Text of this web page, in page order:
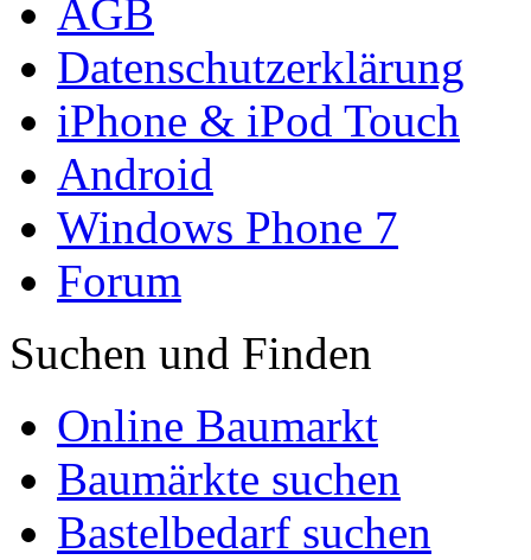
AGB
Datenschutzerklärung
iPhone & iPod Touch
Android
Windows Phone 7
Forum
Suchen und Finden
Online Baumarkt
Baumärkte suchen
Bastelbedarf suchen